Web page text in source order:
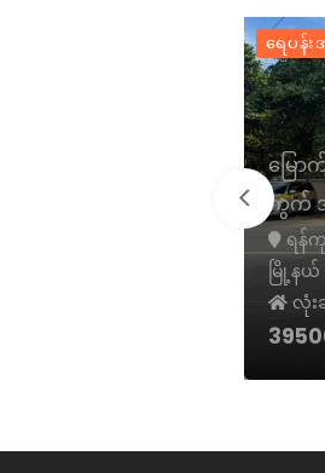
ာက်ဒဂုံ (41)ရပ်ကွက် လမ်းမတန်း ထောင့်
ကုန်တိုင်းဒေသကြီး, ဒဂုံမြို့သစ်မြောက်ပိုင်း